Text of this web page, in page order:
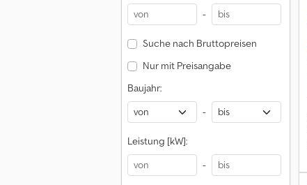
-
Suche nach Bruttopreisen
Nur mit Preisangabe
Baujahr:
-
Leistung [kW]:
-